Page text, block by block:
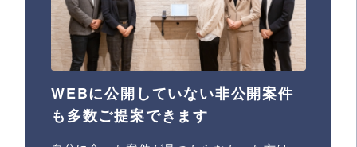
WEBに公開していない非公開案件
も多数ご提案できます